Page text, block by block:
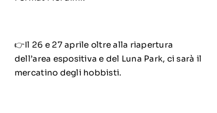
👉Il 26 e 27 aprile oltre alla riapertura
dell’area espositiva e del Luna Park, ci sarà il
mercatino degli hobbisti.